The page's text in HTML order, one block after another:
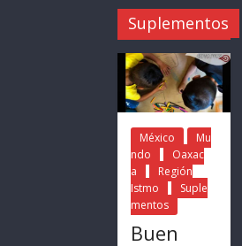
Suplementos
México
Mu
ndo
Oaxac
a
Región
Istmo
Suple
mentos
Buen